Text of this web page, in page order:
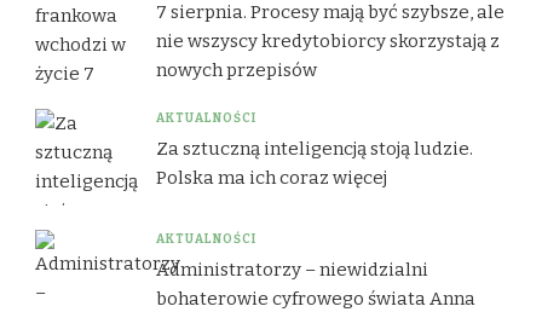
7 sierpnia. Procesy mają być szybsze, ale
nie wszyscy kredytobiorcy skorzystają z
nowych przepisów
AKTUALNOŚCI
Za sztuczną inteligencją stoją ludzie.
Polska ma ich coraz więcej
AKTUALNOŚCI
Administratorzy – niewidzialni
bohaterowie cyfrowego świata Anna